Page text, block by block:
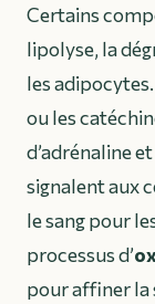
Certains
lipolyse, la
les
ou les
d’adrénaline
signalent aux
le sang pour
processus d’
pour affiner la